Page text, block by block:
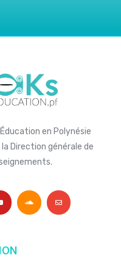
en Polynésie
Direction générale de